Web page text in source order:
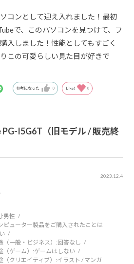
コンとして迎え入れました！最初
で、このパソコンを見つけて、フ
入しました！性能としてもすごく
この可愛らしい見た目が好きで
参考になった 0 Like! 0
I5G6T（旧モデル / 販売終
2023.12.4
:男性
ピューター製品をご購入されたことは
（一般・ビジネス）: 回答なし
（ゲーム）:ゲームはしない
（クリエイティブ）:イラスト / マンガ